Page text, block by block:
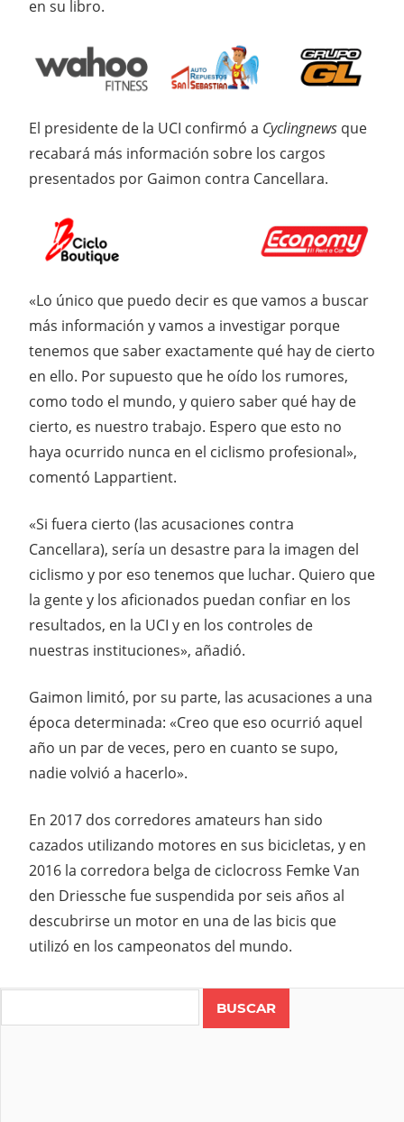
en su libro.
El presidente de la UCI confirmó a Cyclingnews que
recabará más información sobre los cargos
presentados por Gaimon contra Cancellara.
«Lo único que puedo decir es que vamos a buscar
más información y vamos a investigar porque
tenemos que saber exactamente qué hay de cierto
en ello. Por supuesto que he oído los rumores,
como todo el mundo, y quiero saber qué hay de
cierto, es nuestro trabajo. Espero que esto no
haya ocurrido nunca en el ciclismo profesional»,
comentó Lappartient.
«Si fuera cierto (las acusaciones contra
Cancellara), sería un desastre para la imagen del
ciclismo y por eso tenemos que luchar. Quiero que
la gente y los aficionados puedan confiar en los
resultados, en la UCI y en los controles de
nuestras instituciones», añadió.
Gaimon limitó, por su parte, las acusaciones a una
época determinada: «Creo que eso ocurrió aquel
año un par de veces, pero en cuanto se supo,
nadie volvió a hacerlo».
En 2017 dos corredores amateurs han sido
cazados utilizando motores en sus bicicletas, y en
2016 la corredora belga de ciclocross Femke Van
den Driessche fue suspendida por seis años al
descubrirse un motor en una de las bicis que
utilizó en los campeonatos del mundo.